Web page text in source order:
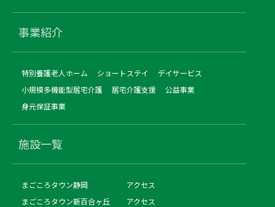
事業紹介
特別養護老人ホーム ショートステイ
デイサービス
小規模多機能型居宅介護
居宅介護支援
公益事業
身元保証事業
施設一覧
まごころタウン静岡
アクセス
まごころタウン新百合ヶ丘
アクセス